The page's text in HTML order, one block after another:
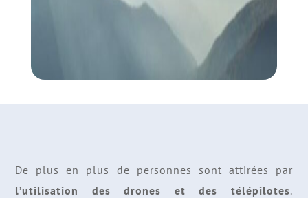
De plus en plus de personnes sont attirées par
l’utilisation des drones et des télépilotes.